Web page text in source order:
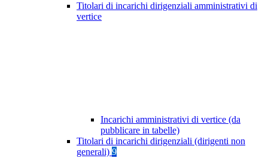
Titolari di incarichi dirigenziali amministrativi di
vertice
Incarichi amministrativi di vertice (da
pubblicare in tabelle)
Titolari di incarichi dirigenziali (dirigenti non
generali) 9